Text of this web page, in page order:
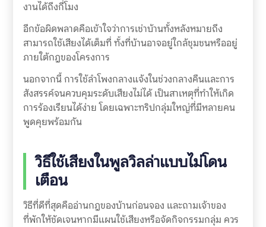
งานได้ถึงกี่โมง
อีกข้อผิดพลาดคือเข้าใจว่าการเช่าบ้านทั้งหลังหมายถึง
สามารถใช้เสียงได้เต็มที่ ทั้งที่บ้านอาจอยู่ใกล้ชุมชนหรืออยู่
ภายใต้กฎของโครงการ
นอกจากนี้ การใช้ลำโพงกลางแจ้งในช่วงกลางคืนและการ
สังสรรค์จนควบคุมระดับเสียงไม่ได้ เป็นสาเหตุที่ทำให้เกิด
การร้องเรียนได้ง่าย โดยเฉพาะทริปกลุ่มใหญ่ที่มีหลายคน
พูดคุยพร้อมกัน
วิธีใช้เสียงในพูลวิลล่าแบบไม่โดน
เตือน
วิธีที่ดีที่สุดคืออ่านกฎของบ้านก่อนจอง และถามเจ้าของ
ที่พักให้ชัดเจนหากมีแผนใช้เสียงหรือจัดกิจกรรมกลุ่ม ควร